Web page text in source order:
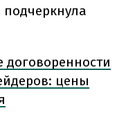
подчеркнула
цены